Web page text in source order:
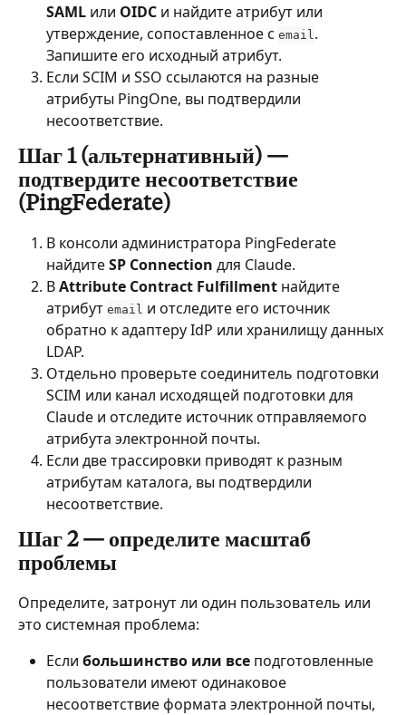
SAML или OIDC и найдите атрибут или
утверждение, сопоставленное с email.
Запишите его исходный атрибут.
Если SCIM и SSO ссылаются на разные
атрибуты PingOne, вы подтвердили
несоответствие.
Шаг 1 (альтернативный) —
подтвердите несоответствие
(PingFederate)
В консоли администратора PingFederate
найдите SP Connection для Claude.
В Attribute Contract Fulfillment найдите
атрибут email и отследите его источник
обратно к адаптеру IdP или хранилищу данных
LDAP.
Отдельно проверьте соединитель подготовки
SCIM или канал исходящей подготовки для
Claude и отследите источник отправляемого
атрибута электронной почты.
Если две трассировки приводят к разным
атрибутам каталога, вы подтвердили
несоответствие.
Шаг 2 — определите масштаб
проблемы
Определите, затронут ли один пользователь или
это системная проблема:
Если большинство или все подготовленные
пользователи имеют одинаковое
несоответствие формата электронной почты,